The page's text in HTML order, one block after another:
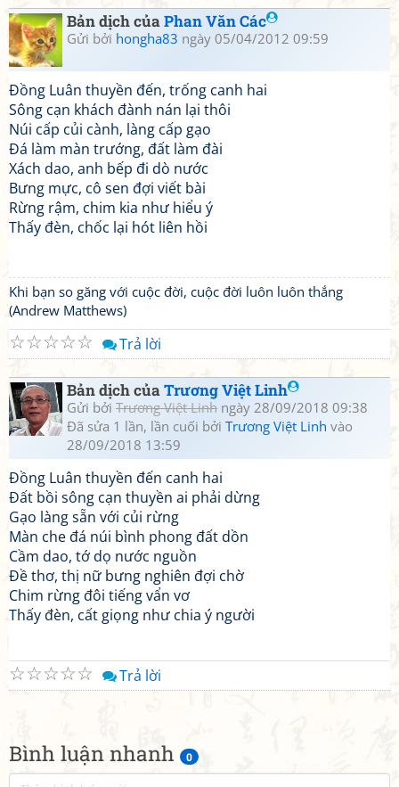
Bình luận nhanh 0
Bản dịch củaPhan Văn Các
Gửi bởi hongha83 ngày 05/04/2012 09:59
Đồng Luân thuyền đến, trống canh hai
Sông cạn khách đành nán lại thôi
Núi cấp củi cành, làng cấp gạo
Đá làm màn trướng, đất làm đài
Xách dao, anh bếp đi dò nước
Bưng mực, cô sen đợi viết bài
Rừng rậm, chim kia như hiểu ý
Thấy đèn, chốc lại hót liên hồi
Khi bạn so găng với cuộc đời, cuộc đời luôn luôn thắng
(Andrew Matthews)
☆
☆
☆
☆
☆ Trả lời
Bản dịch củaTrương Việt Linh
Gửi bởi Trương Việt Linh ngày 28/09/2018 09:38
Đã sửa 1 lần, lần cuối bởi Trương Việt Linh vào
28/09/2018 13:59
Đồng Luân thuyền đến canh hai
Đất bồi sông cạn thuyền ai phải dừng
Gạo làng sẵn với củi rừng
Màn che đá núi bình phong đất dồn
Cầm dao, tớ dọ nước nguồn
Đề thơ, thị nữ bưng nghiên đợi chờ
Chim rừng đôi tiếng vẩn vơ
Thấy đèn, cất giọng như chia ý người
☆
☆
☆
☆
☆ Trả lời